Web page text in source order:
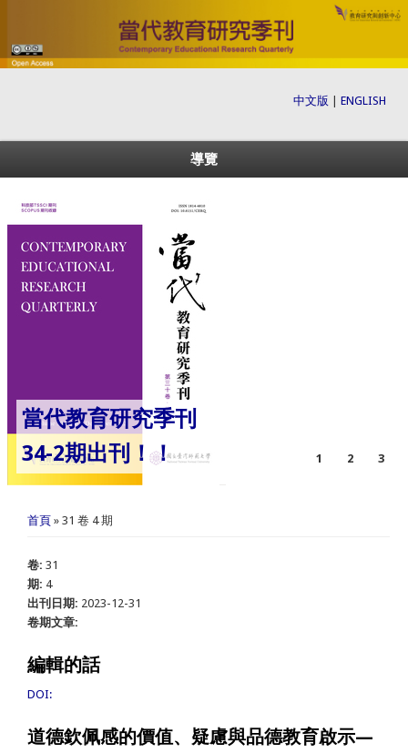
中文版 ENGLISH
導覽
當代教育研究季刊
34-2期出刊！！
1 2 3
您在這裡
首頁 » 31 卷 4 期
卷: 31
期: 4
出刊日期: 2023-12-31
卷期文章:
編輯的話
DOI:
道德欽佩感的價值、疑慮與品德教育啟示—